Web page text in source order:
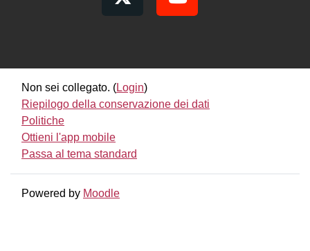
Non sei collegato. (Login)
Riepilogo della conservazione dei dati
Politiche
Ottieni l'app mobile
Passa al tema standard
Powered by Moodle